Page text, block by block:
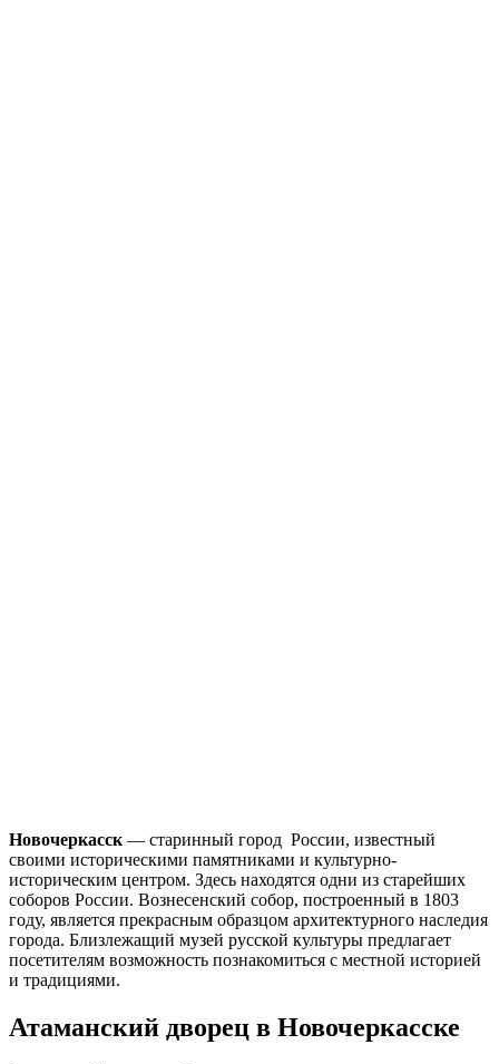
Новочеркасск — старинный город России, известный
своими историческими памятниками и культурно-
историческим центром. Здесь находятся одни из старейших
соборов России. Вознесенский собор, построенный в 1803
году, является прекрасным образцом архитектурного наследия
города. Близлежащий музей русской культуры предлагает
посетителям возможность познакомиться с местной историей
и традициями.
Атаманский дворец в Новочеркасске